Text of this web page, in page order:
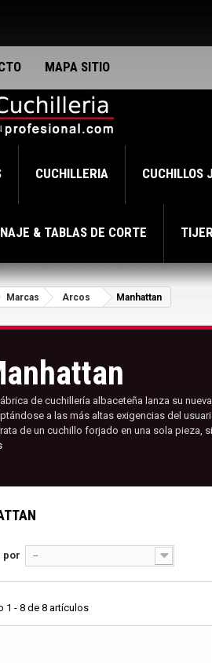
MAPA SITIO
CUCHILLERIA CUCHILLOS
& TABLAS DE CORTE
Marcas Arcos Manhattan
de cuchillería albaceteña lanza su
a las más altas exigencias del
de un cuchillo forjado en una sola pieza,
por --
1 - 8 de 8 artículos